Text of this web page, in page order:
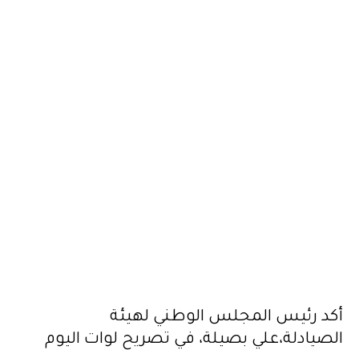
أكد رئيس المجلس الوطني لهيئة
الصيادلة،علي بصيلة، في تصريح لوات اليوم